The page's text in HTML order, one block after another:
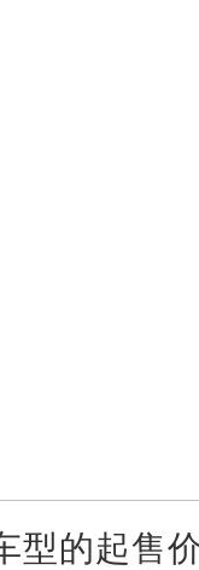
型的起售